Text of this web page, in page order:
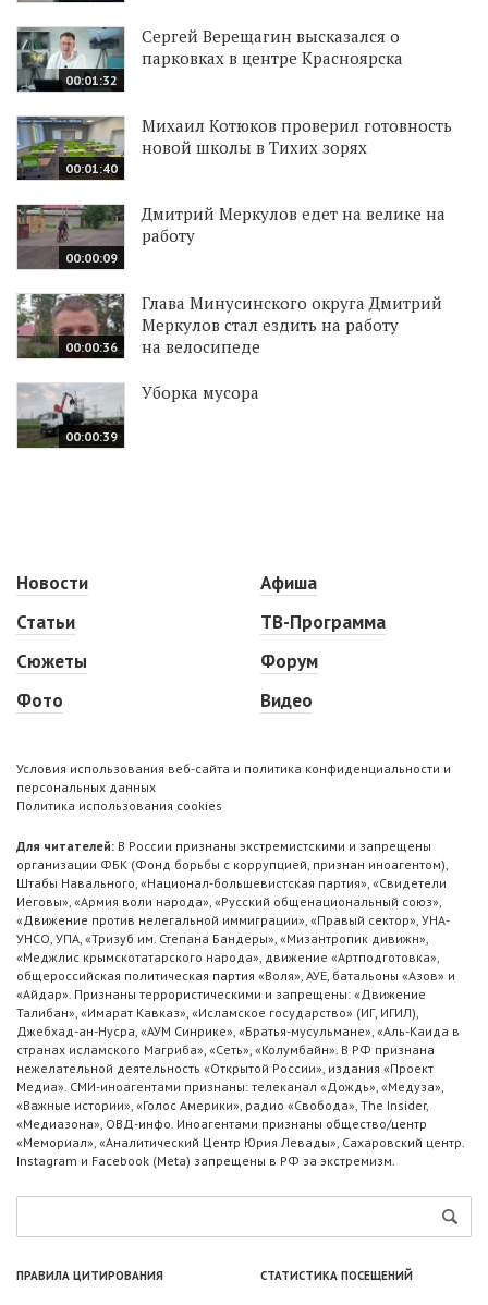
00:01:32
Сергей Верещагин высказался о
парковках в центре Красноярска
00:01:40
Михаил Котюков проверил готовность
новой школы в Тихих зорях
00:00:09
Дмитрий Меркулов едет на велике на
работу
00:00:36
Глава Минусинского округа Дмитрий
Меркулов стал ездить на работу
на велосипеде
00:00:39
Уборка мусора
Новости
Статьи
Сюжеты
Фото
Афиша
ТВ-Программа
Форум
Видео
Условия использования веб-сайта и политика конфиденциальности и
персональных данных
Политика использования cookies
Для читателей: В России признаны экстремистскими и запрещены
организации ФБК (Фонд борьбы с коррупцией, признан иноагентом),
Штабы Навального, «Национал-большевистская партия», «Свидетели
Иеговы», «Армия воли народа», «Русский общенациональный союз»,
«Движение против нелегальной иммиграции», «Правый сектор», УНА-
УНСО, УПА, «Тризуб им. Степана Бандеры», «Мизантропик дивижн»,
«Меджлис крымскотатарского народа», движение «Артподготовка»,
общероссийская политическая партия «Воля», АУЕ, батальоны «Азов» и
«Айдар». Признаны террористическими и запрещены: «Движение
Талибан», «Имарат Кавказ», «Исламское государство» (ИГ, ИГИЛ),
Джебхад-ан-Нусра, «АУМ Синрике», «Братья-мусульмане», «Аль-Каида в
странах исламского Магриба», «Сеть», «Колумбайн». В РФ признана
нежелательной деятельность «Открытой России», издания «Проект
Медиа». СМИ-иноагентами признаны: телеканал «Дождь», «Медуза»,
«Важные истории», «Голос Америки», радио «Свобода», The Insider,
«Медиазона», ОВД-инфо. Иноагентами признаны общество/центр
«Мемориал», «Аналитический Центр Юрия Левады», Сахаровский центр.
Instagram и Facebook (Metа) запрещены в РФ за экстремизм.
ПРАВИЛА ЦИТИРОВАНИЯ СТАТИСТИКА ПОСЕЩЕНИЙ